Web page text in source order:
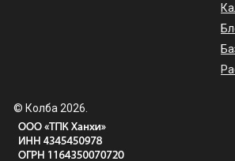
© Колба 2026.